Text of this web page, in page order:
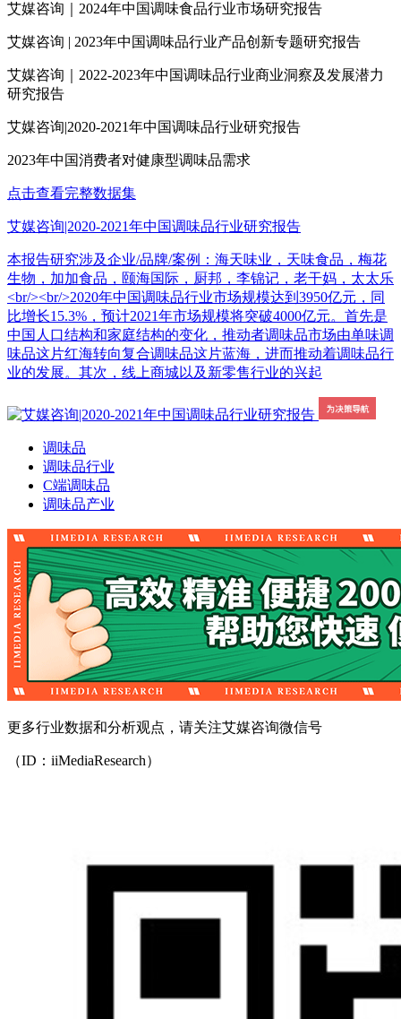
艾媒咨询｜2024年中国调味食品行业市场研究报告
艾媒咨询 | 2023年中国调味品行业产品创新专题研究报告
艾媒咨询｜2022-2023年中国调味品行业商业洞察及发展潜力
研究报告
艾媒咨询|2020-2021年中国调味品行业研究报告
2023年中国消费者对健康型调味品需求
点击查看完整数据集
艾媒咨询|2020-2021年中国调味品行业研究报告
本报告研究涉及企业/品牌/案例：海天味业，天味食品，梅花
生物，加加食品，颐海国际，厨邦，李锦记，老干妈，太太乐
<br/><br/>2020年中国调味品行业市场规模达到3950亿元，同
比增长15.3%，预计2021年市场规模将突破4000亿元。首先是
中国人口结构和家庭结构的变化，推动者调味品市场由单味调
味品这片红海转向复合调味品这片蓝海，进而推动着调味品行
业的发展。其次，线上商城以及新零售行业的兴起
调味品
调味品行业
C端调味品
调味品产业
更多行业数据和分析观点，请关注艾媒咨询微信号
（ID：iiMediaResearch）